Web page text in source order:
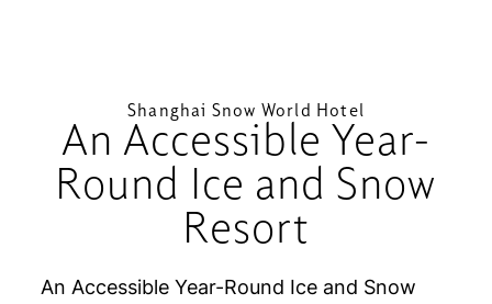
Shanghai Snow World Hotel
An Accessible Year-
Round Ice and Snow
Resort
An Accessible Year-Round Ice and Snow